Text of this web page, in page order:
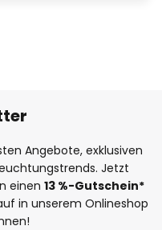
Angebote, exklusiven
Jetzt
einen 13 %-Gutschein*
in unserem Onlineshop